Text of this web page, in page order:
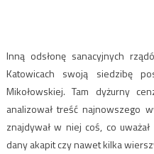
Inną odsłonę sanacyjnych
Katowicach swoją siedzibę
Mikołowskiej. Tam dyżurny
analizował treść najnowszego
znajdywał w niej coś, co
dany akapit czy nawet kilka